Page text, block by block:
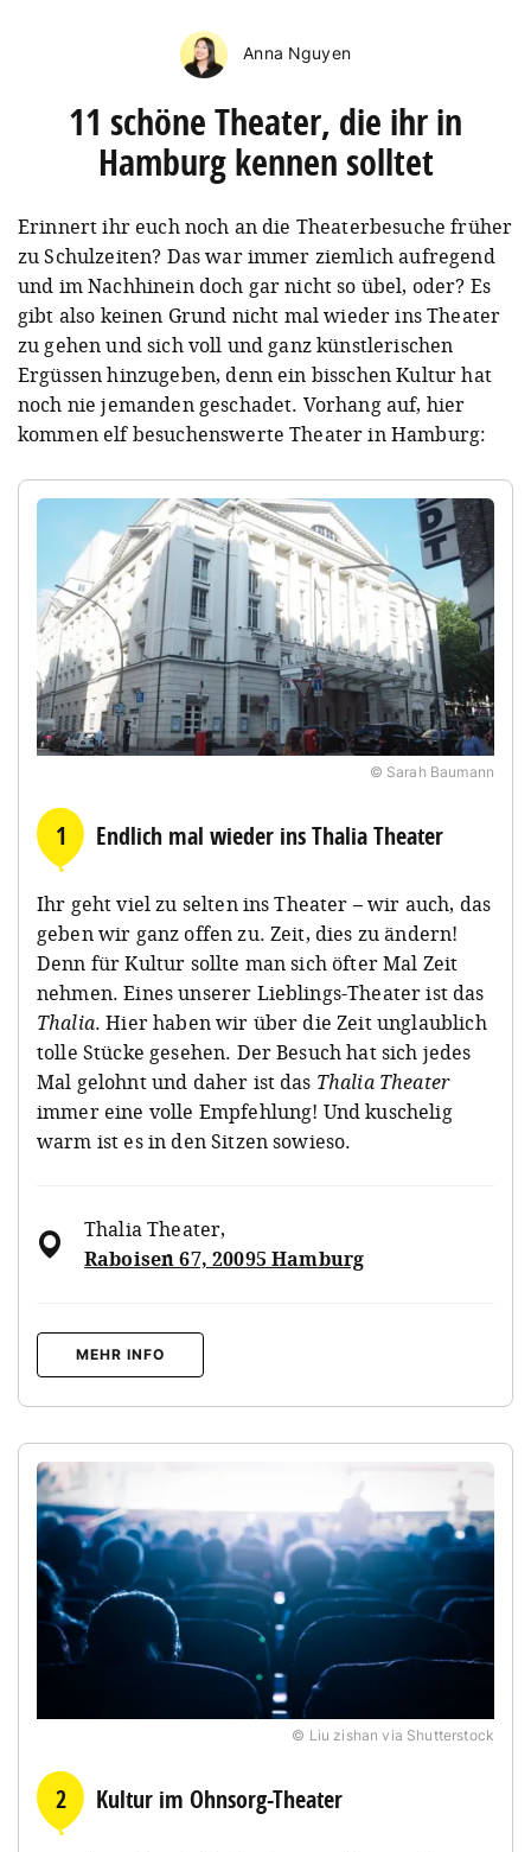
Anna Nguyen
11 schöne Theater, die ihr in
Hamburg kennen solltet
Erinnert ihr euch noch an die Theaterbesuche früher
zu Schulzeiten? Das war immer ziemlich aufregend
und im Nachhinein doch gar nicht so übel, oder? Es
gibt also keinen Grund nicht mal wieder ins Theater
zu gehen und sich voll und ganz künstlerischen
Ergüssen hinzugeben, denn ein bisschen Kultur hat
noch nie jemanden geschadet. Vorhang auf, hier
kommen elf besuchenswerte Theater in Hamburg:
© Sarah Baumann
1 Endlich mal wieder ins Thalia Theater
Ihr geht viel zu selten ins Theater – wir auch, das
geben wir ganz offen zu. Zeit, dies zu ändern!
Denn für Kultur sollte man sich öfter Mal Zeit
nehmen. Eines unserer Lieblings-Theater ist das
Thalia. Hier haben wir über die Zeit unglaublich
tolle Stücke gesehen. Der Besuch hat sich jedes
Mal gelohnt und daher ist das Thalia Theater
immer eine volle Empfehlung! Und kuschelig
warm ist es in den Sitzen sowieso.
Thalia Theater,
Raboisen 67, 20095 Hamburg
MEHR INFO
© Liu zishan via Shutterstock
2 Kultur im Ohnsorg-Theater